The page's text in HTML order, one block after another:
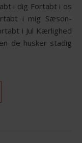
i dig Fortabt i os
i mig Sæson-
i Jul Kærlighed
de husker stadig